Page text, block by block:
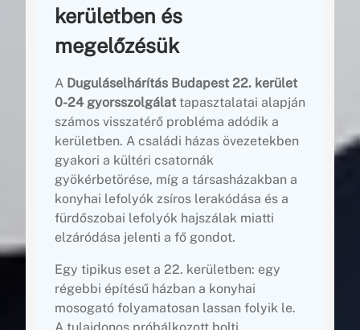
kerületben és
megelőzésük
A Duguláselhárítás Budapest 22. kerület
0-24 gyorsszolgálat tapasztalatai alapján
számos visszatérő probléma adódik a
kerületben. A családi házas övezetekben
gyakori a kültéri csatornák
gyökérbetörése, míg a társasházakban a
konyhai lefolyók zsíros lerakódása és a
fürdőszobai lefolyók hajszálak miatti
elzáródása jelenti a fő gondot.
Egy tipikus eset a 22. kerületben: egy
régebbi építésű házban a konyhai
mosogató folyamatosan lassan folyik le.